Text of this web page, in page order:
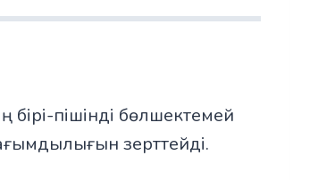
бірі-пішінді бөлшектемей
зерттейді.